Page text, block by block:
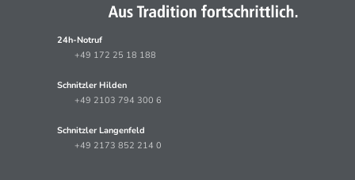
24h-Notruf
+49 172 25 18 188
Schnitzler Hilden
+49 2103 794 300 6
Schnitzler Langenfeld
+49 2173 852 214 0